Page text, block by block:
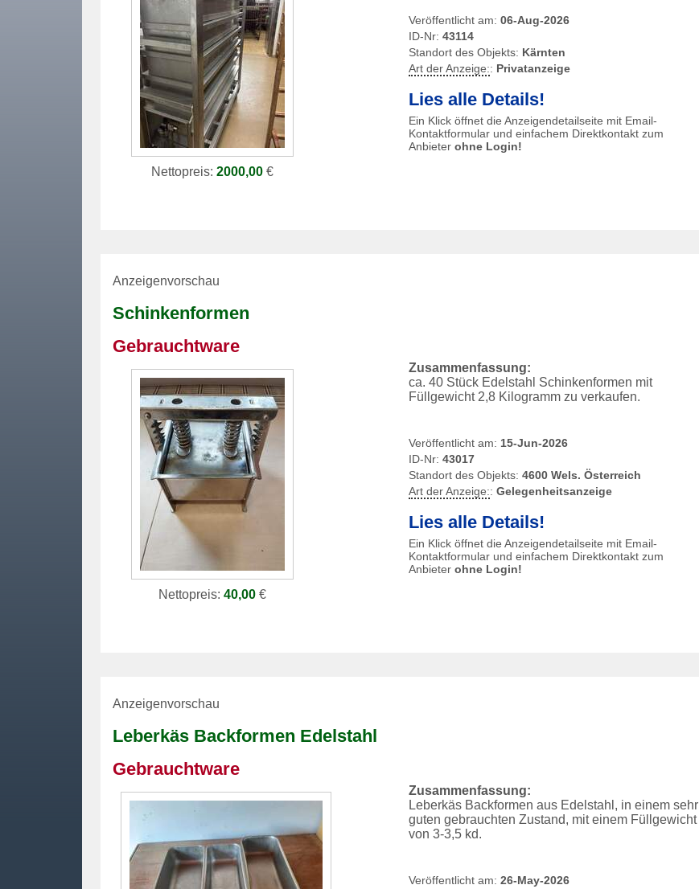
Nettopreis: 2000,00€
Veröffentlicht am: 06-Aug-2026
ID-Nr: 43114
Standort des Objekts: Kärnten
Art der Anzeige:: Privatanzeige
Lies alle Details!
Ein Klick öffnet die Anzeigendetailseite mit Email-
Kontaktformular und einfachem Direktkontakt zum
Anbieter ohne Login!
Anzeigenvorschau
Schinkenformen
Gebrauchtware
Nettopreis: 40,00€
Zusammenfassung:
ca. 40 Stück Edelstahl Schinkenformen mit
Füllgewicht 2,8 Kilogramm zu verkaufen.
Veröffentlicht am: 15-Jun-2026
ID-Nr: 43017
Standort des Objekts: 4600 Wels. Österreich
Art der Anzeige:: Gelegenheitsanzeige
Lies alle Details!
Ein Klick öffnet die Anzeigendetailseite mit Email-
Kontaktformular und einfachem Direktkontakt zum
Anbieter ohne Login!
Anzeigenvorschau
Leberkäs Backformen Edelstahl
Gebrauchtware
Zusammenfassung:
Leberkäs Backformen aus Edelstahl, in einem sehr
guten gebrauchten Zustand, mit einem Füllgewicht
von 3-3,5 kd.
Veröffentlicht am: 26-May-2026